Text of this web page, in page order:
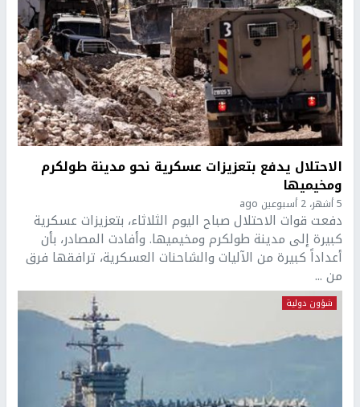
الاحتلال يدفع بتعزيزات عسكرية نحو مدينة طولكرم
ومخيميها
5 أشهر، 2 أسبوعين ago
دفعت قوات الاحتلال صباح اليوم الثلاثاء، بتعزيزات عسكرية
كبيرة إلى مدينة طولكرم ومخيميها. وأفادت المصادر، بأن
أعداداً كبيرة من الآليات والشاحنات العسكرية، ترافقها فرق
من ...
شؤون دولية